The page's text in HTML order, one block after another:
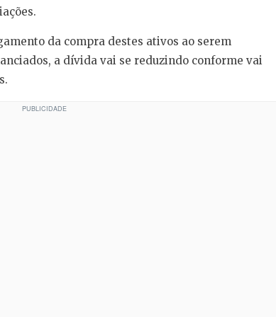
da compra destes ativos ao serem
a dívida vai se reduzindo conforme vai